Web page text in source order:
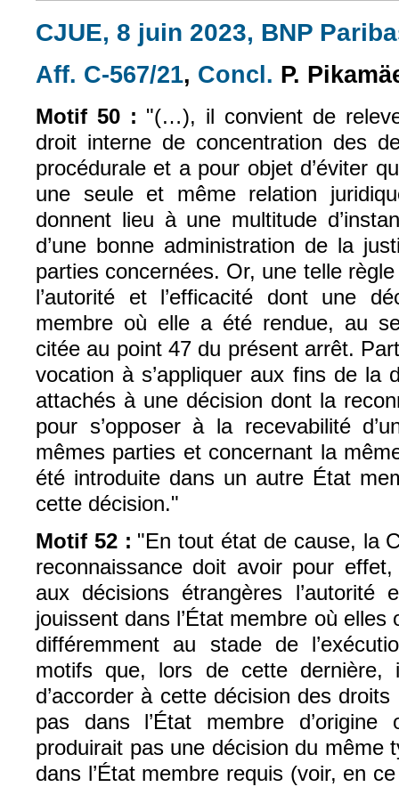
CJUE, 8 juin 2023, BNP
Aff. C-567/21 (le lien est externe)
, Concl. (le lien est
P.
Motif 50 : "(…), il convient de
droit interne de concentration des
procédurale et a pour objet d’éviter
une seule et même relation
donnent lieu à une multitude
d’une bonne administration de la
parties concernées. Or, une telle
l’autorité et l’efficacité dont une
membre où elle a été rendue, au
citée au point 47 du présent arrêt.
vocation à s’appliquer aux fins de la
attachés à une décision dont la
pour s’opposer à la recevabilité
mêmes parties et concernant la
été introduite dans un autre État
cette décision."
Motif 52 : "En tout état de cause, la
reconnaissance doit avoir pour
aux décisions étrangères l’autorité
jouissent dans l’État membre où
différemment au stade de
motifs que, lors de cette dernière,
d’accorder à cette décision des
pas dans l’État membre
produirait pas une décision du même
dans l’État membre requis (voir, en